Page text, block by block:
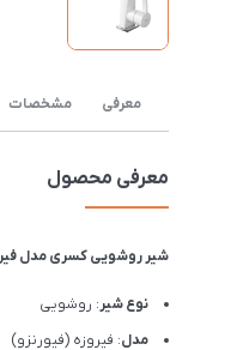
معرفی مشخصات
معرفی محصول
شیر روشویی کسری مدل
نوع شیر: روشویی
مدل: فیروزه (فیورنزو)